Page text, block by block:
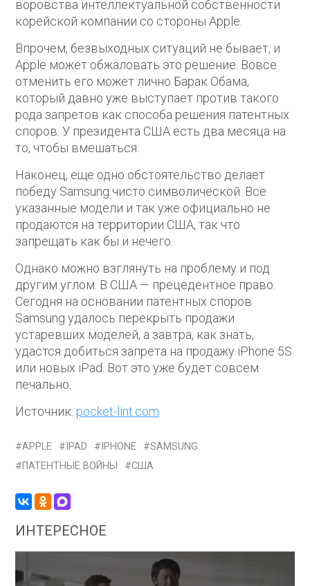
воровства интеллектуальной собственности
корейской компании со стороны Apple.
Впрочем, безвыходных ситуаций не бывает, и
Apple может обжаловать это решение. Вовсе
отменить его может лично Барак Обама,
который давно уже выступает против такого
рода запретов как способа решения патентных
споров. У президента США есть два месяца на
то, чтобы вмешаться.
Наконец, еще одно обстоятельство делает
победу Samsung чисто символической. Все
указанные модели и так уже официально не
продаются на территории США, так что
запрещать как бы и нечего.
Однако можно взглянуть на проблему и под
другим углом. В США — прецедентное право.
Сегодня на основании патентных споров
Samsung удалось перекрыть продажи
устаревших моделей, а завтра, как знать,
удастся добиться запрета на продажу iPhone 5S
или новых iPad. Вот это уже будет совсем
печально.
Источник: pocket-lint.com
APPLE IPAD IPHONE
SAMSUNG
ПАТЕНТНЫЕ ВОЙНЫ
США
ИНТЕРЕСНОЕ